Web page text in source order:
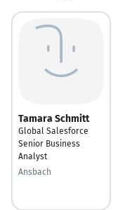
Tamara Schmitt
Global Salesforce
Senior Business
Analyst
Ansbach